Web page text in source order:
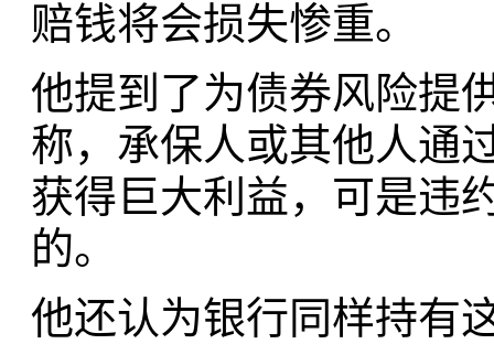
赔钱将会损失惨重。
他提到了为债券风险提
称，承保人或其他人通
获得巨大利益，可是违
的。
他还认为银行同样持有